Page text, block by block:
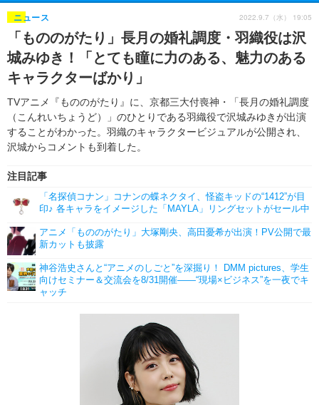
ゲーム グッズ
イベント 海外
海外イベント ビジネス
俳優・タレント アーティスト
ビジネス
アニメ 実写
イベント
ゲーム 座談会
動画
アニメ
アニメ！アニメ！TV ABEMA Cafe
連載・コラム
「もののがたり」長月の婚礼調度・羽織役は沢
城みゆき！「とても瞳に力のある、魅力のある
キャラクターばかり」
TVアニメ『もののがたり』に、京都三大付喪神・「長月の婚礼調度
（こんれいちょうど）」のひとりである羽織役で沢城みゆきが出演
することがわかった。羽織のキャラクタービジュアルが公開され、
沢城からコメントも到着した。
ニュース
注目記事
「名探偵コナン」コナンの蝶ネクタイ、怪盗キッドの“1412”が目
印♪ 各キャラをイメージした「MAYLA」リングセットがセール中
アニメ「もののがたり」大塚剛央、高田憂希が出演！PV公開で最
新カットも披露
神谷浩史さんと“アニメのしごと”を深掘り！ DMM pictures、学生
向けセミナー＆交流会を8/31開催――“現場×ビジネス”を一夜でキ
ャッチ
2022.9.7（水） 19:05